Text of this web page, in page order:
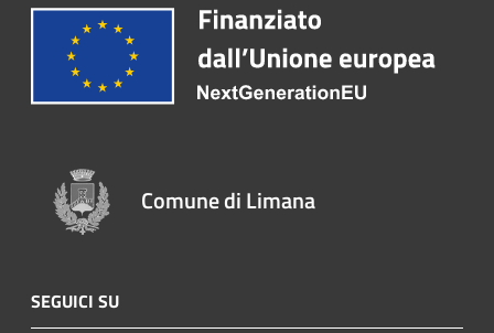
Comune di Limana
SEGUICI SU